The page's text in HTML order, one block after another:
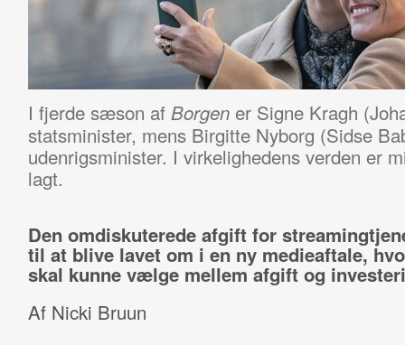
I fjerde sæson af Borgener Signe Kragh
statsminister, mens Birgitte Nyborg (Sidse
udenrigsminister. I virkelighedens verden er
lagt.
Den omdiskuterede afgift for
til at blive lavet om i en ny medieaftale,
skal kunne vælge mellem afgift og
Af Nicki Bruun